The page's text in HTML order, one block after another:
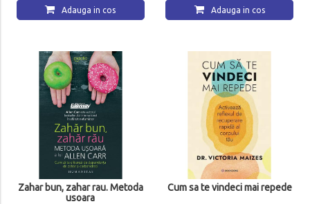
Adauga in cos Adauga in cos
Zahar bun, zahar rau. Metoda
usoara
Cum sa te vindeci mai repede